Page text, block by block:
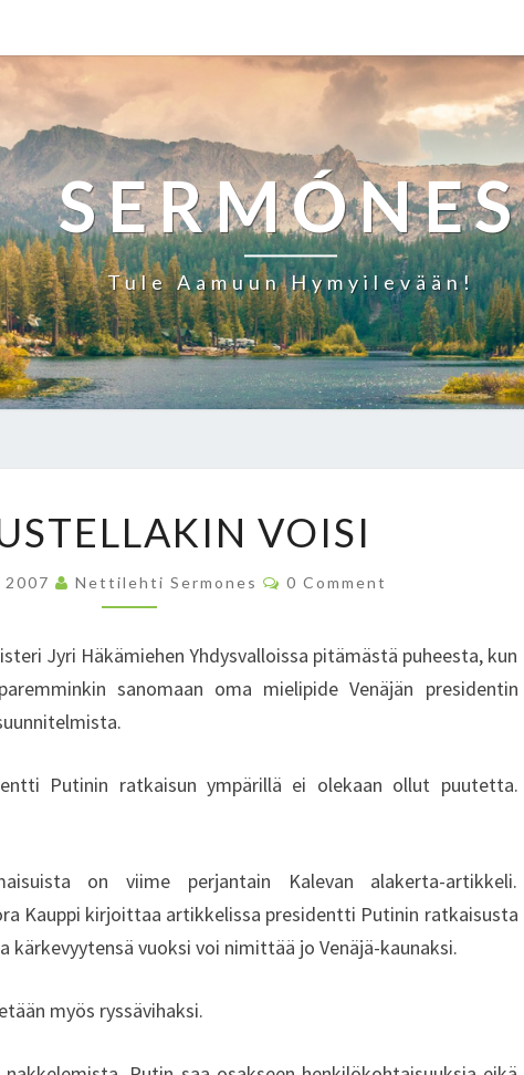
SERMÓNES
Tule Aamuun Hymyilevään!
K
U
T
E
A
V
O
I
I
VOISI
2007 Nettilehti Sermones
C
O
N
T
S
0 Comment
Jyri Häkämiehen Yhdysvalloissa pitämästä puheesta, kun
sanomaan oma mielipide Venäjän presidentin
Putinin ratkaisun ympärillä ei olekaan ollut puutetta.
on viime perjantain Kalevan alakerta-artikkeli.
Kauppi kirjoittaa artikkelissa presidentti Putinin ratkaisusta
kärkevyytensä vuoksi voi nimittää jo Venäjä-kaunaksi.
myös ryssävihaksi.